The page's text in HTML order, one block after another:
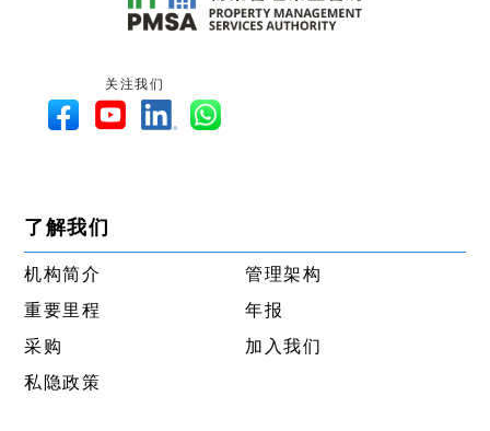
关注我们
了解我们
机构简介
管理架构
重要里程
年报
采购
加入我们
私隐政策